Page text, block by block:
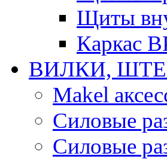
Щиты
Каркас
ВИЛКИ,
Makel
Силовые
Силовые